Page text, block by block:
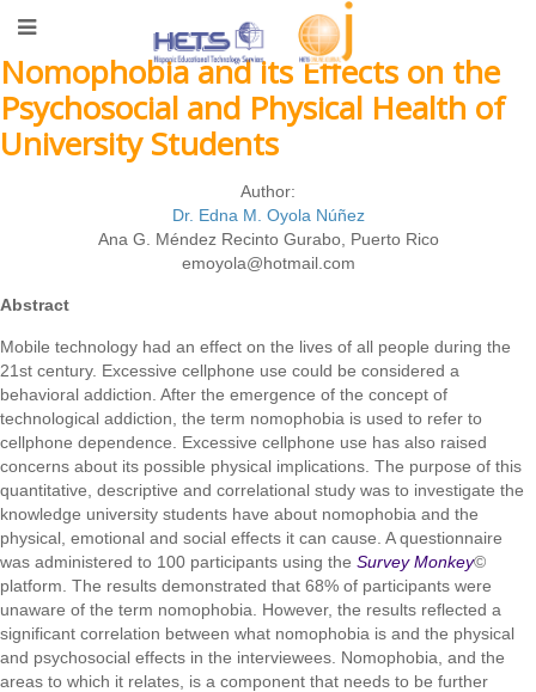
Nomophobia and its Effects on the
Psychosocial and Physical Health of
University Students
Author:
Dr. Edna M. Oyola Núñez
Ana G. Méndez Recinto Gurabo, Puerto Rico
emoyola@hotmail.com
Abstract
Mobile technology had an effect on the lives of all people during the
21st century. Excessive cellphone use could be considered a
behavioral addiction. After the emergence of the concept of
technological addiction, the term nomophobia is used to refer to
cellphone dependence. Excessive cellphone use has also raised
concerns about its possible physical implications. The purpose of this
quantitative, descriptive and correlational study was to investigate the
knowledge university students have about nomophobia and the
physical, emotional and social effects it can cause. A questionnaire
was administered to 100 participants using the Survey Monkey©
platform. The results demonstrated that 68% of participants were
unaware of the term nomophobia. However, the results reflected a
significant correlation between what nomophobia is and the physical
and psychosocial effects in the interviewees. Nomophobia, and the
areas to which it relates, is a component that needs to be further